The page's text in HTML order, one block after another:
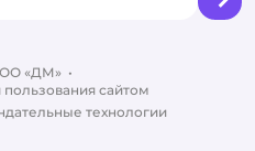
«ДМ» •
сайтом
технологии